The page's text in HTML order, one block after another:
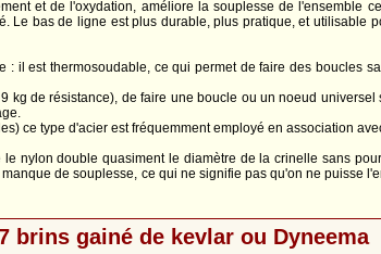
et de l'oxydation, améliore la souplesse de l'ensemble
Le bas de ligne est plus durable, plus pratique, et utilisable
il est thermosoudable, ce qui permet de faire des boucles
kg de résistance), de faire une boucle ou un noeud
ce type d'acier est fréquemment employé en association
nylon double quasiment le diamètre de la crinelle sans
de souplesse, ce qui ne signifie pas qu'on ne puisse
brins gainé de kevlar ou Dyneema